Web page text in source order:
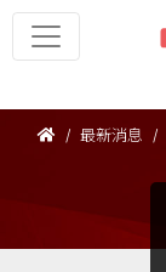
最新消息